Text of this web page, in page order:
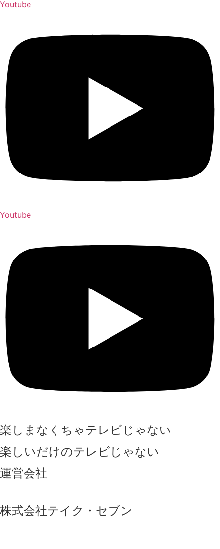
Youtube
Youtube
楽しまなくちゃテレビじゃない
楽しいだけのテレビじゃない
運営会社
株式会社テイク・セブン